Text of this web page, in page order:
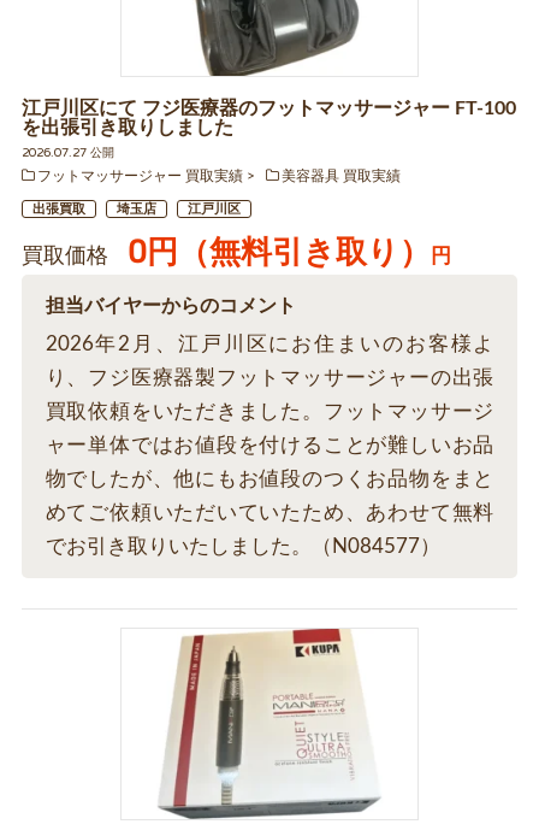
江戸川区にて フジ医療器のフットマッサージャー FT-100
を出張引き取りしました
2026.07.27 公開
フットマッサージャー 買取実績
美容器具 買取実績
出張買取 埼玉店 江戸川区
買取価格 0円（無料引き取り） 円
担当バイヤーからのコメント
2026年2月、江戸川区にお住まいのお客様よ
り、フジ医療器製フットマッサージャーの出張
買取依頼をいただきました。フットマッサージ
ャー単体ではお値段を付けることが難しいお品
物でしたが、他にもお値段のつくお品物をまと
めてご依頼いただいていたため、あわせて無料
でお引き取りいたしました。（N084577）